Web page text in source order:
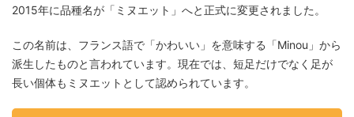
2015年に品種名が「ミヌエット」へと正式に変更されました。
この名前は、フランス語で「かわいい」を意味する「Minou」から
派生したものと言われています。現在では、短足だけでなく足が
長い個体もミヌエットとして認められています。